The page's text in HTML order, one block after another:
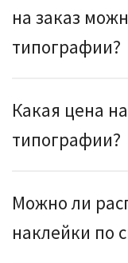
на заказ
типографии?
Какая цена
типографии?
Можно ли
наклейки по